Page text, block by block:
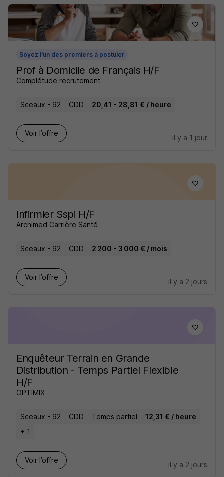
Soyez l'un des premiers à postuler
Prof à Domicile de Français H/F
Complétude recrutement
Sceaux - 92 CDD 20,41 - 28,81 € / heure
Voir l’offre
il y a 1 jour
Infirmier Sspi H/F
Archimed Carrière Santé
Sceaux - 92 CDD 2 200 - 3 000 € / mois
Voir l’offre
il y a 2 jours
Enquêteur Terrain en Grande
Distribution - Temps Partiel Flexible
H/F
OPTIMIX
Sceaux - 92 CDD Temps partiel
12,31 € / heure
+ 1
Voir l’offre
il y a 2 jours